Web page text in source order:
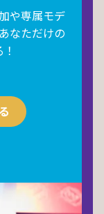
や専属モデ
なただけの